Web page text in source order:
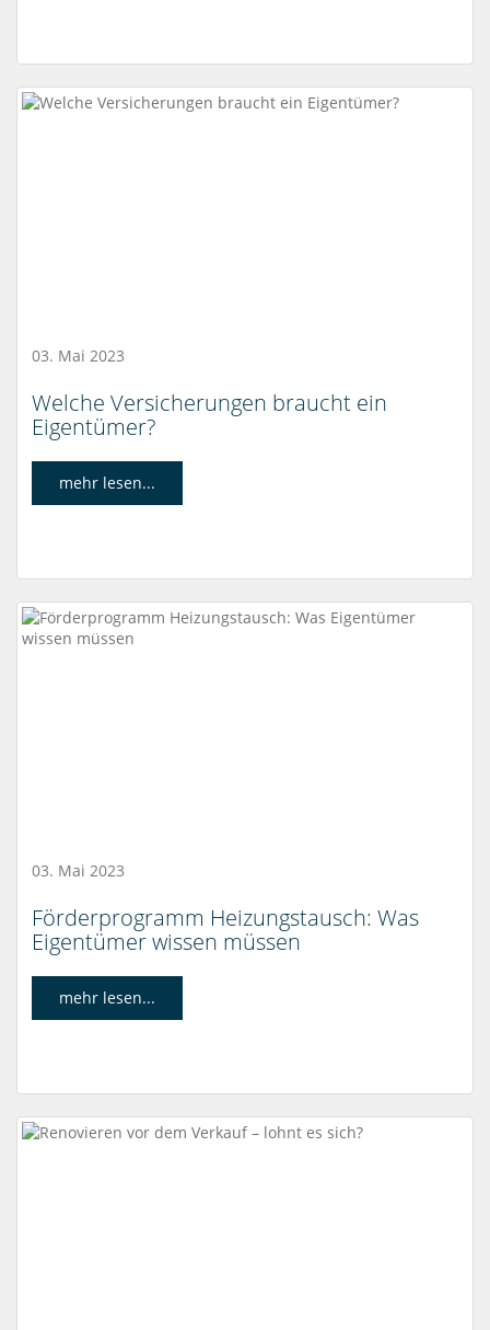
03. Mai 2023
Welche Versicherungen braucht ein
Eigentümer?
mehr lesen...
03. Mai 2023
Förderprogramm Heizungstausch: Was
Eigentümer wissen müssen
mehr lesen...